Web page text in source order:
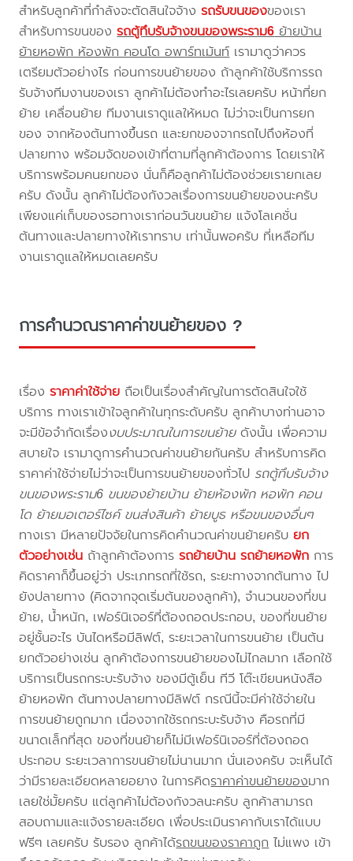
สำหรับลูกค้าที่กำลังจะตัดสินใจจ้างรถรับขนของของเรา
สำหรับการขนของรถตู้ทึบรับจ้างขนของพระราม6ย้ายบ้าน
ย้ายหอพัก ห้องพัก คอนโด อพาร์ทเม้นท์เรามาดูว่าควร
เตรียมตัวอย่างไร ก่อนการขนย้ายของ ถ้าลูกค้าใช้บริการรถ
รับจ้างทีมงานของเรา ลูกค้าไม่ต้องทำอะไรเลยครับ หน้าที่ยก
ย้าย เคลื่อนย้าย ทีมงานเราดูแลให้หมด ไม่ว่าจะเป็นการยก
ของ จากห้องต้นทางขึ้นรถ และยกของจากรถไปถึงห้องที่
ปลายทาง พร้อมจัดของเข้าที่ตามที่ลูกค้าต้องการ โดยเราให้
บริการพร้อมคนยกของ นั่นก็คือลูกค้าไม่ต้องช่วยเรายกเลย
ครับ ดังนั้น ลูกค้าไม่ต้องกังวลเรื่องการขนย้ายของนะครับ
เพียงแค่เก็บของรอทางเราก่อนวันขนย้าย แจ้งโลเคชั่น
ต้นทางและปลายทางให้เราทราบ เท่านั้นพอครับ ที่เหลือทีม
งานเราดูแลให้หมดเลยครับ
การคำนวณราคาค่าขนย้ายของ ?
เรื่องราคาค่าใช้จ่าย ถือเป็นเรื่องสำคัญในการตัดสินใจใช้
บริการ ทางเราเข้าใจลูกค้าในทุกระดับครับ ลูกค้าบางท่านอาจ
จะมีข้อจำกัดเรื่องงบประมาณในการขนย้ายดังนั้น เพื่อความ
สบายใจ เรามาดูการคำนวณค่าขนย้ายกันครับ สำหรับการคิด
ราคาค่าใช้จ่ายไม่ว่าจะเป็นการขนย้ายของทั่วไป รถตู้ทึบรับจ้าง
ขนของพระราม6 ขนของย้ายบ้าน ย้ายห้องพัก หอพัก คอน
โด ย้ายมอเตอร์ไซค์ ขนส่งสินค้า ย้ายบูธ หรือขนของอื่นๆ
ทางเรา มีหลายปัจจัยในการคิดคำนวณค่าขนย้ายครับยก
ตัวอย่างเช่น ถ้าลูกค้าต้องการรถย้ายบ้าน รถย้ายหอพัก การ
คิดราคาก็ขึ้นอยู่ว่า ประเภทรถที่ใช้รถ, ระยะทางจากต้นทาง ไป
ยังปลายทาง (คิดจากจุดเริ่มต้นของลูกค้า), จำนวนของที่ขน
ย้าย, น้ำหนัก, เฟอร์นิเจอร์ที่ต้องถอดประกอบ, ของที่ขนย้าย
อยู่ชั้นอะไร บันไดหรือมีลิฟต์, ระยะเวลาในการขนย้าย เป็นต้น
ยกตัวอย่างเช่น ลูกค้าต้องการขนย้ายของไม่ไกลมาก เลือกใช้
บริการเป็นรถกระบะรับจ้าง ของมีตู้เย็น ทีวี โต๊ะเขียนหนังสือ
ย้ายหอพัก ต้นทางปลายทางมีลิฟต์ กรณีนี้จะมีค่าใช้จ่ายใน
การขนย้ายถูกมาก เนื่องจากใช้รถกระบะรับจ้าง คือรถที่มี
ขนาดเล็กที่สุด ของที่ขนย้ายก็ไม่มีเฟอร์นิเจอร์ที่ต้องถอด
ประกอบ ระยะเวลาการขนย้ายไม่นานมาก นั่นเองครับ จะเห็นได้
ว่ามีรายละเอียดหลายอยาง ในการคิดราคาค่าขนย้ายของมาก
เลยใช่มั้ยครับ แต่ลูกค้าไม่ต้องกังวลนะครับ ลูกค้าสามารถ
สอบถามและแจ้งรายละเอียด เพื่อประเมินราคากับเราได้แบบ
ฟรีๆ เลยครับ รับรอง ลูกค้าได้รถขนของราคาถูกไม่แพง เข้า